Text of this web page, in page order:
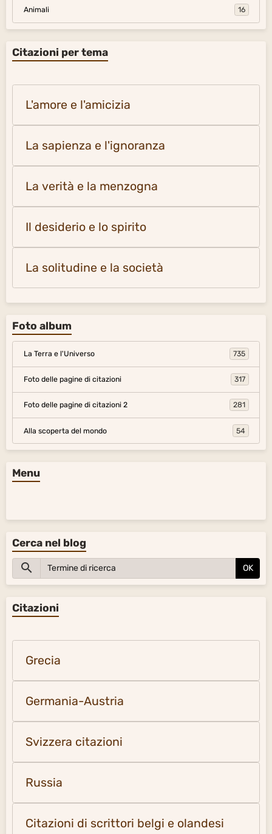
Animali 16
Citazioni per tema
L'amore e l'amicizia
La sapienza e l'ignoranza
La verità e la menzogna
Il desiderio e lo spirito
La solitudine e la società
Foto album
La Terra e l'Universo 735
Foto delle pagine di citazioni 317
Foto delle pagine di citazioni 2 281
Alla scoperta del mondo 54
Menu
Cerca nel blog
OK
Citazioni
Grecia
Germania-Austria
Svizzera citazioni
Russia
Citazioni di scrittori belgi e olandesi